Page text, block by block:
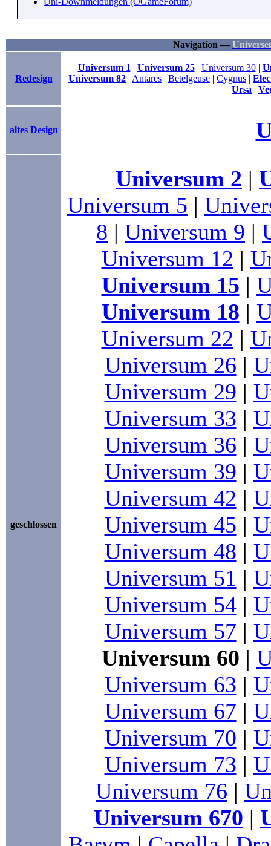
Navigation —
Redesign
Universum 1 | Universum 25| Universum 30|
Universum 82 | Antares | Betelgeuse | Cygnus |
Ursa |
altes Design
geschlossen
Universum 2 |
Universum 5 |
8 | Universum 9 |
Universum 12 |
Universum 15 |
Universum 18 |
Universum 22 |
Universum 26 |
Universum 29 |
Universum 33 |
Universum 36 |
Universum 39 |
Universum 42 |
Universum 45 |
Universum 48 |
Universum 51 |
Universum 54|
Universum 57 |
Universum 60 |
Universum 63 |
Universum 67 |
Universum 70 |
Universum 73 |
Universum 76 |
Universum 670 |